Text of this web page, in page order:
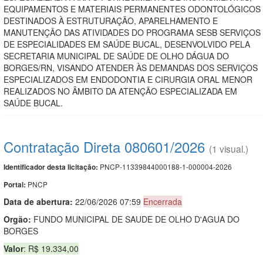
EQUIPAMENTOS E MATERIAIS PERMANENTES ODONTOLÓGICOS
DESTINADOS À ESTRUTURAÇÃO, APARELHAMENTO E
MANUTENÇÃO DAS ATIVIDADES DO PROGRAMA SESB SERVIÇOS
DE ESPECIALIDADES EM SAÚDE BUCAL, DESENVOLVIDO PELA
SECRETARIA MUNICIPAL DE SAÚDE DE OLHO DÁGUA DO
BORGES/RN, VISANDO ATENDER ÀS DEMANDAS DOS SERVIÇOS
ESPECIALIZADOS EM ENDODONTIA E CIRURGIA ORAL MENOR
REALIZADOS NO ÂMBITO DA ATENÇÃO ESPECIALIZADA EM
SAÚDE BUCAL.
Contratação Direta 080601/2026 (1 visual.)
Identificador desta licitação: PNCP-11339844000188-1-000004-2026
Portal: PNCP
Data de abertura: 22/06/2026 07:59 Encerrada
Orgão: FUNDO MUNICIPAL DE SAUDE DE OLHO D'AGUA DO
BORGES
Valor: R$ 19.334,00